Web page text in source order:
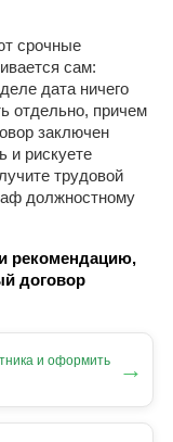
срочные
сам:
дата ничего
отдельно, причем
заключен
и рискуете
трудовой
должностному
рекомендацию,
договор
и оформить
→